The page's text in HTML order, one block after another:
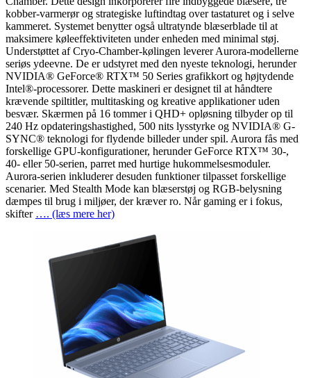
kobber-varmerør og strategiske luftindtag over tastaturet og i selve
kammeret. Systemet benytter også ultratynde blæserblade til at
maksimere køleeffektiviteten under enheden med minimal støj.
Understøttet af Cryo-Chamber-kølingen leverer Aurora-modellerne
seriøs ydeevne. De er udstyret med den nyeste teknologi, herunder
NVIDIA® GeForce® RTX™ 50 Series grafikkort og højtydende
Intel®-processorer. Dette maskineri er designet til at håndtere
krævende spiltitler, multitasking og kreative applikationer uden
besvær. Skærmen på 16 tommer i QHD+ opløsning tilbyder op til
240 Hz opdateringshastighed, 500 nits lysstyrke og NVIDIA® G-
SYNC® teknologi for flydende billeder under spil. Aurora fås med
forskellige GPU-konfigurationer, herunder GeForce RTX™ 30-,
40- eller 50-serien, parret med hurtige hukommelsesmoduler.
Aurora-serien inkluderer desuden funktioner tilpasset forskellige
scenarier. Med Stealth Mode kan blæserstøj og RGB-belysning
dæmpes til brug i miljøer, der kræver ro. Når gaming er i fokus,
skifter …. (læs mere her)